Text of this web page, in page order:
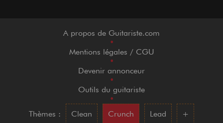
A propos de Guitariste.com
•
Mentions légales / CGU
•
Devenir annonceur
•
Outils du guitariste
•
Thèmes :
Clean Crunch Lead +